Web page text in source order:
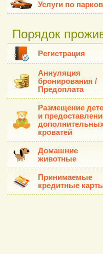
Услуги по
Порядок
Регистрация
Аннуляция
бронирования /
Предоплата
Размещение
и
кроватей
Домашние
животные
Принимаемые
кредитные